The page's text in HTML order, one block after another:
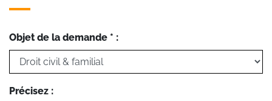
Objet de la demande * :
Précisez :